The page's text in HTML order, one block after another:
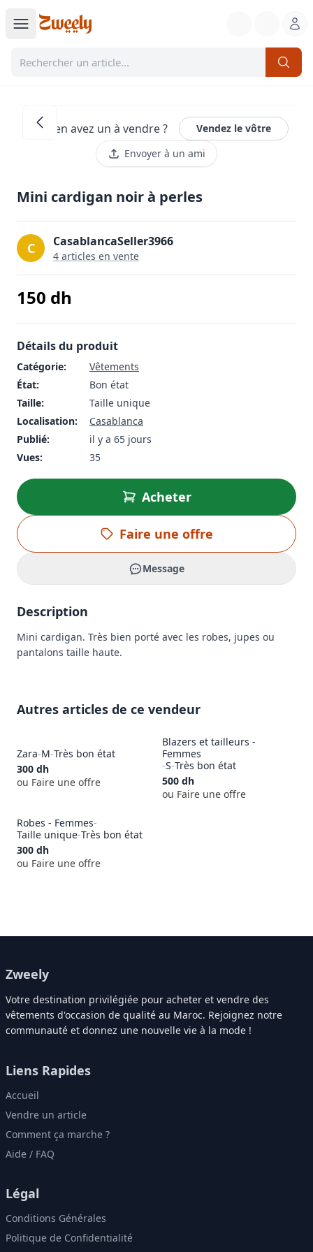
Vous en avez un à vendre ?
Vendez le vôtre
Envoyer à un ami
Mini cardigan noir à perles
C CasablancaSeller3966
4 articles en vente
150 dh
Détails du produit
Catégorie:
Vêtements
État:
Bon état
Taille:
Taille unique
Localisation:
Casablanca
Publié:
il y a 65 jours
Vues:
35
Acheter
Faire une offre
Message
Description
Mini cardigan. Très bien porté avec les robes, jupes ou
pantalons taille haute.
Autres articles de ce vendeur
Zara-M-Très bon état
300 dh
ou Faire une offre
Blazers et tailleurs -
Femmes
-S-Très bon état
500 dh
ou Faire une offre
Robes - Femmes-
Taille unique-Très bon état
300 dh
ou Faire une offre
Zweely
Votre destination privilégiée pour acheter et vendre des
vêtements d'occasion de qualité au Maroc. Rejoignez notre
communauté et donnez une nouvelle vie à la mode !
Liens Rapides
Accueil
Vendre un article
Comment ça marche ?
Aide / FAQ
Légal
Conditions Générales
Politique de Confidentialité